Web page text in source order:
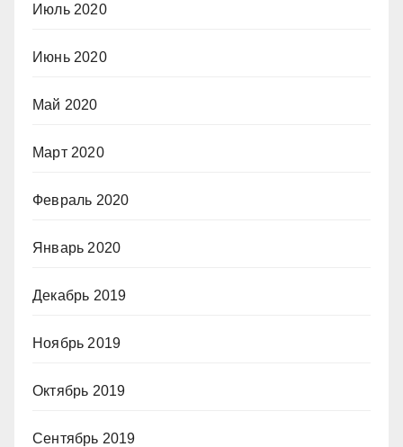
Июль 2020
Июнь 2020
Май 2020
Март 2020
Февраль 2020
Январь 2020
Декабрь 2019
Ноябрь 2019
Октябрь 2019
Сентябрь 2019